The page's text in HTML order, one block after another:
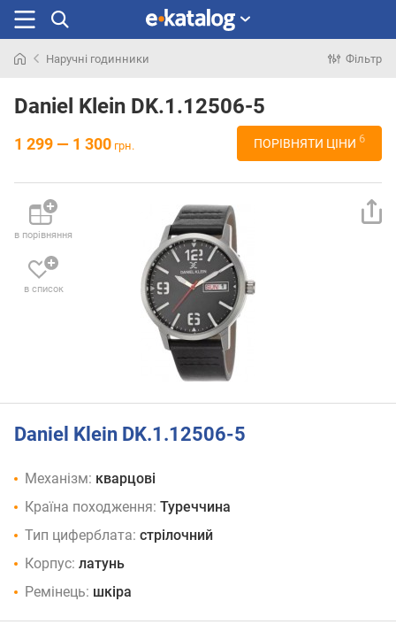
раніше
Наручні годинники Фільтр
Daniel Klein DK.1.12506-5
1 299 — 1 300 грн. ПОРІВНЯТИ ЦІНИ 6
в порівняння
в список
Daniel Klein DK.1.12506-5
Механізм: кварцові
Країна походження: Туреччина
Тип циферблата: стрілочний
Корпус: латунь
Ремінець: шкіра